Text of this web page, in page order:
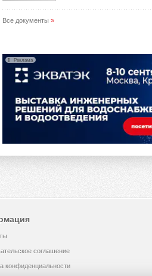
Все документы »
Реклама
соглашение
конфиденциальности